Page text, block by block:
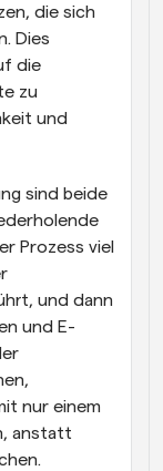
die sich
Dies
die
zu
und
sind beide
Prozess viel
und dann
und E-
nur einem
anstatt